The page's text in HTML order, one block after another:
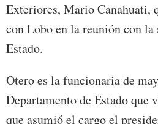
Exteriores, Mario Canahuati,
con Lobo en la reunión con la
Estado.
Otero es la funcionaria de
Departamento de Estado que
que asumió el cargo el